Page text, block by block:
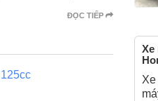
ĐỌC TIẾP
Xe